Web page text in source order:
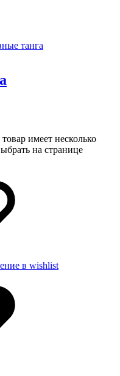
имеет несколько
на странице
в wishlist